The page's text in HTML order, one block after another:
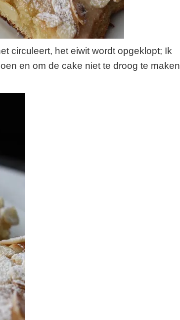
circuleert, het eiwit wordt opgeklopt; Ik
en om de cake niet te droog te maken